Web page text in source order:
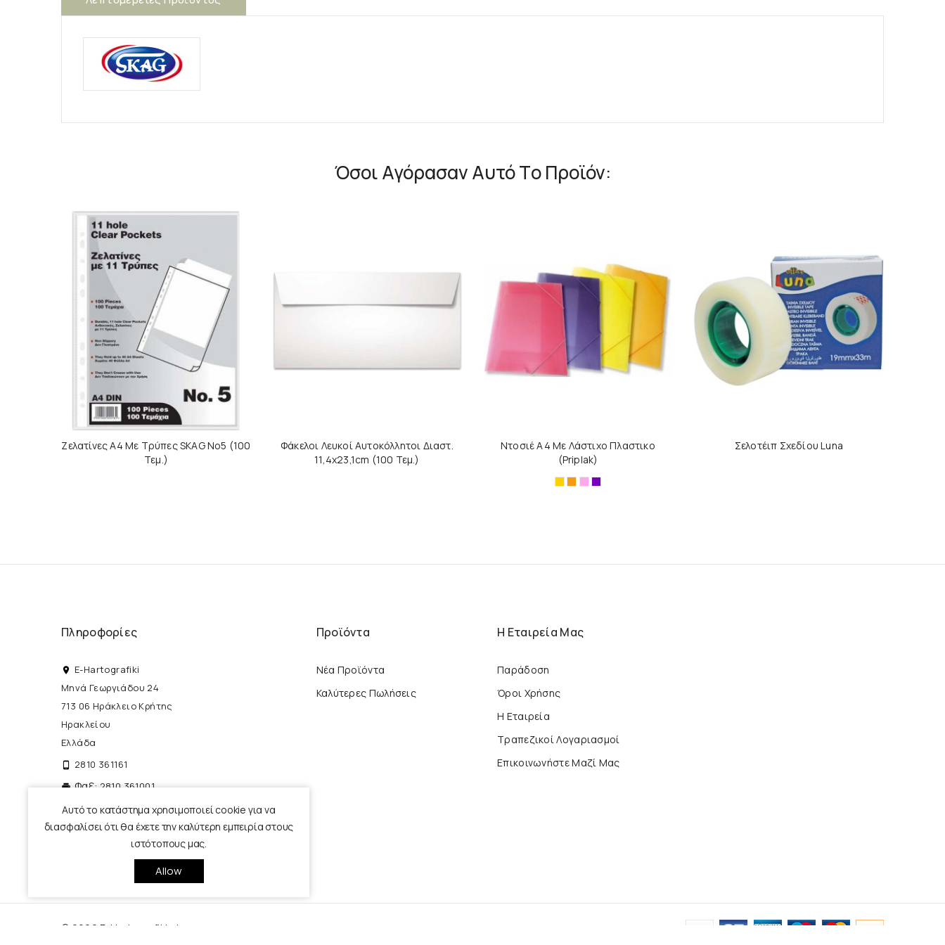
Όσοι Αγόρασαν Αυτό Τo Προϊόν:
Ζελατίνες Α4 Με Τρύπες SKAG No5 (100
Τεμ.)
Φάκελοι Λευκοί Αυτοκόλλητοι Διαστ.
11,4x23,1cm (100 Τεμ.)
Ντοσιέ A4 Με Λάστιχο Πλαστικο
(Priplak)
Κίτρινο
Πορτοκαλί
ΡοζΜωβ
Σελοτέιπ Σχεδίου Luna
Πληροφορίες
place
E-Hartografiki
Μηνά Γεωργιάδου 24
713 06 Ηράκλειο Κρήτης
Ηρακλείου
Ελλάδα
phone_android 2810 361161
print Φαξ: 2810 361001
local_post_office info@e-hartografiki.gr
Προϊόντα
Νέα Προϊόντα
Καλύτερες Πωλήσεις
Η Εταιρεία Μας
Παράδοση
Όροι Χρήσης
Η Εταιρεία
Τραπεζικοί Λογαριασμοί
Επικοινωνήστε Μαζί Μας
Αυτό το κατάστημα χρησιμοποιεί cookie για να
διασφαλίσει ότι θα έχετε την καλύτερη εμπειρία στους
ιστότοπους μας.
Allow
© 2026 E-Hartografiki - by